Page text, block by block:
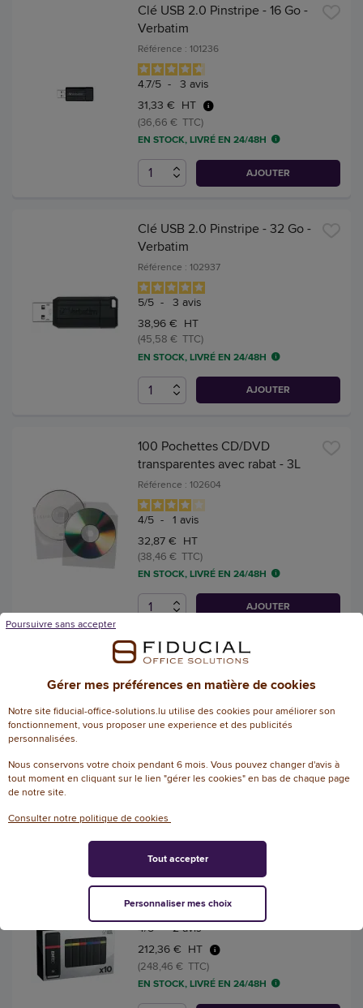
Clé USB 2.0 Pinstripe - 16 Go -
Verbatim
Référence : 101236
4.7/5 - 3 avis
31,33 € HT
(36,66 € TTC)
EN STOCK, LIVRÉ EN 24/48H
AJOUTER
Clé USB 2.0 Pinstripe - 32 Go -
Verbatim
Référence : 102937
5/5 - 3 avis
38,96 € HT
(45,58 € TTC)
EN STOCK, LIVRÉ EN 24/48H
AJOUTER
100 Pochettes CD/DVD
transparentes avec rabat - 3L
Référence : 102604
4/5 - 1 avis
32,87 € HT
(38,46 € TTC)
EN STOCK, LIVRÉ EN 24/48H
AJOUTER
Disque dur externe USB 3.0 –
1 To – Intenso
127,75 € HT
EN STOCK, LIVRÉ EN 24/48H
10 clés USB 2.0 Colorées
4/5- 2avis
212,36 € HT
(248,46 € TTC)
EN STOCK, LIVRÉ EN 24/48H
Gérer mes préférences en matière de cookies
Notre site fiducial-office-solutions.lu utilise des cookies pour améliorer son
fonctionnement, vous proposer une experience et des publicités
personnalisées.
Nous conservons votre choix pendant 6 mois. Vous pouvez changer d'avis à
tout moment en cliquant sur le lien "gérer les cookies" en bas de chaque page
de notre site.
Consulter notre politique de cookies
Poursuivre sans accepter
Personnaliser mes choix
Tout accepter